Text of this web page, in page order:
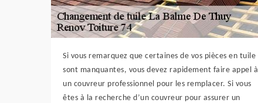
Si vous remarquez que certaines de vos pièces en tuile
sont manquantes, vous devez rapidement faire appel à
un couvreur professionnel pour les remplacer. Si vous
êtes à la recherche d’un couvreur pour assurer un